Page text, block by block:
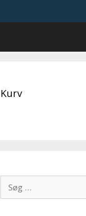
Kurv
efter: